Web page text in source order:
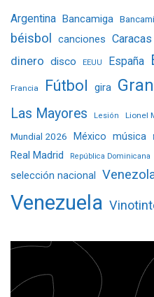
Argentina Bancamiga
béisbol canciones Caracas
dinero disco EEUU España
Francia Fútbol gira
Las Mayores Lesión Lionel
Mundial 2026 México música
Real Madrid República Dominicana
selección nacional
Venezuela